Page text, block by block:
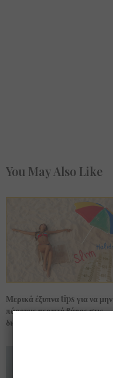
You May Also Like
Μερικά έξυπνα tips για να μην
πάρουμε περιττό βάρος στις
διακοπές μας..